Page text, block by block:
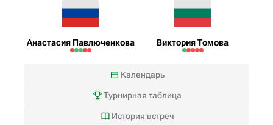
Анастасия Павлюченкова Виктория Томова
Календарь
Турнирная таблица
История встреч